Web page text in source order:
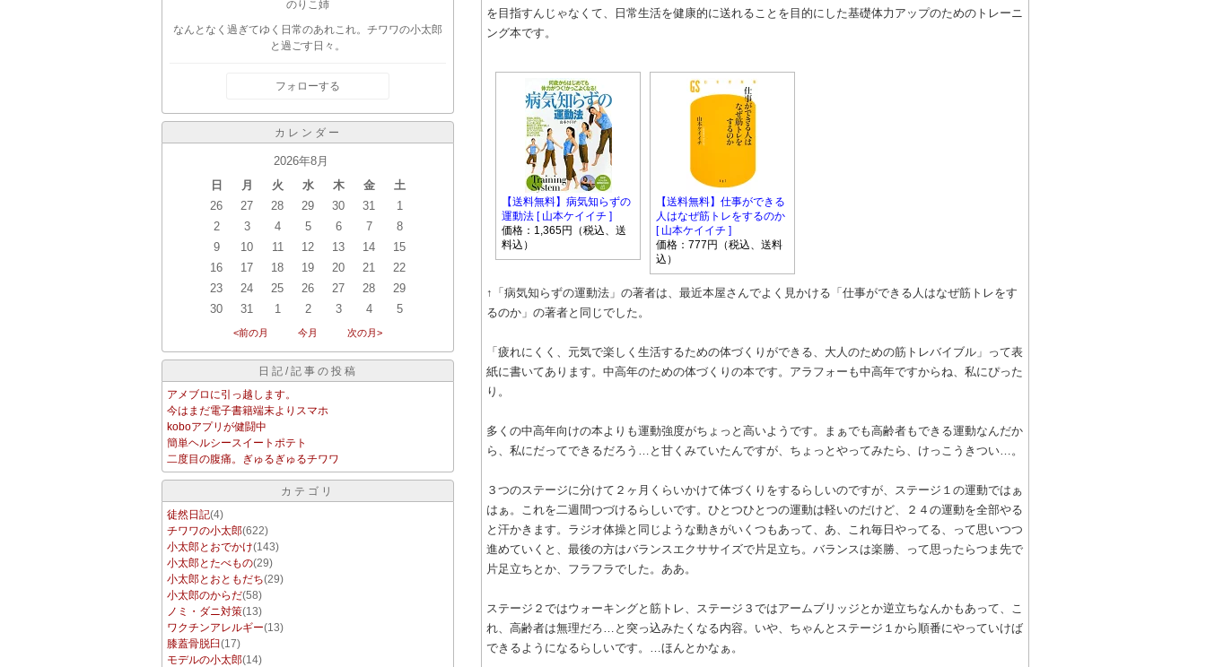
のりこ姉
なんとなく過ぎてゆく日常のあれこれ。チワワの小太郎
と過ごす日々。
フォローする
カレンダー
2026年8月
日
月 火 水 木 金
土
26
27 28 29 30 31
1
2
3 4 5 6 7
8
9
10 11 12 13 14
15
16
17 18 19 20 21
22
23
24 25 26 27 28
29
30
31 1 2 3 4 5
<前の月 今月 次の月>
日記/記事の投稿
アメブロに引っ越します。
今はまだ電子書籍端末よりスマホ
koboアプリが健闘中
簡単ヘルシースイートポテト
二度目の腹痛。ぎゅるぎゅるチワワ
カテゴリ
徒然日記(4)
チワワの小太郎(622)
小太郎とおでかけ(143)
小太郎とたべもの(29)
小太郎とおともだち(29)
小太郎のからだ(58)
ノミ・ダニ対策(13)
ワクチンアレルギー(13)
膝蓋骨脱臼(17)
モデルの小太郎(14)
を目指すんじゃなくて、日常生活を健康的に送れることを目的にした基礎体力アップのためのトレーニ
ング本です。
【送料無料】病気知らずの
運動法 [ 山本ケイイチ ]
価格：1,365円（税込、送
料込）
【送料無料】仕事ができる
人はなぜ筋トレをするのか
[ 山本ケイイチ ]
価格：777円（税込、送料
込）
↑「病気知らずの運動法」の著者は、最近本屋さんでよく見かける「仕事ができる人はなぜ筋トレをす
るのか」の著者と同じでした。
「疲れにくく、元気で楽しく生活するための体づくりができる、大人のための筋トレバイブル」って表
紙に書いてあります。中高年のための体づくりの本です。アラフォーも中高年ですからね、私にぴった
り。
多くの中高年向けの本よりも運動強度がちょっと高いようです。まぁでも高齢者もできる運動なんだか
ら、私にだってできるだろう…と甘くみていたんですが、ちょっとやってみたら、けっこうきつい…。
３つのステージに分けて２ヶ月くらいかけて体づくりをするらしいのですが、ステージ１の運動ではぁ
はぁ。これを二週間つづけるらしいです。ひとつひとつの運動は軽いのだけど、２４の運動を全部やる
と汗かきます。ラジオ体操と同じような動きがいくつもあって、あ、これ毎日やってる、って思いつつ
進めていくと、最後の方はバランスエクササイズで片足立ち。バランスは楽勝、って思ったらつま先で
片足立ちとか、フラフラでした。ああ。
ステージ２ではウォーキングと筋トレ、ステージ３ではアームブリッジとか逆立ちなんかもあって、こ
れ、高齢者は無理だろ…と突っ込みたくなる内容。いや、ちゃんとステージ１から順番にやっていけば
できるようになるらしいです。…ほんとかなぁ。